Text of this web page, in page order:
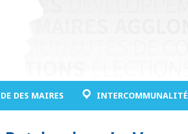
DES MAIRES INTERCOMMUNALITÉ